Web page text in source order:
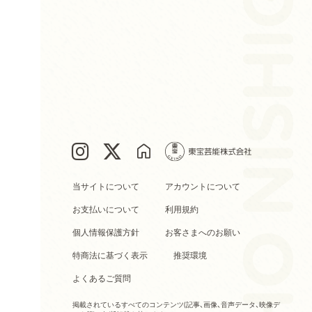
当サイトについて アカウントについて
お支払いについて 利用規約
個人情報保護方針 お客さまへのお願い
特商法に基づく表示 推奨環境
よくあるご質問
掲載されているすべてのコンテンツ(記事、画像、音声データ、映像デ